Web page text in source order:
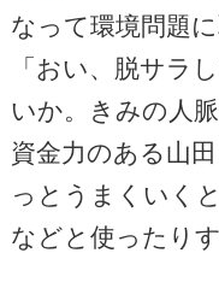
なって環境問題
「おい、脱サラ
いか。きみの人
資金力のある山田
っとうまくいく
などと使ったりす